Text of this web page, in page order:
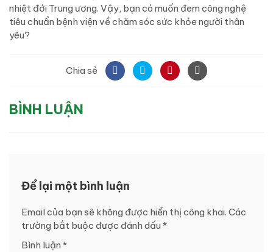
nhiệt đới Trung ương. Vậy, bạn có muốn đem công nghệ
tiêu chuẩn bệnh viện về chăm sóc sức khỏe người thân
yêu?
Chia sẻ
BÌNH LUẬN
Để lại một bình luận
Email của bạn sẽ không được hiển thị công khai. Các
trường bắt buộc được đánh dấu *
Bình luận *